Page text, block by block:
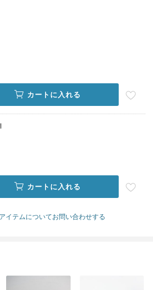
カートに入れる
カートに入れる
イテムについてお問い合わせする